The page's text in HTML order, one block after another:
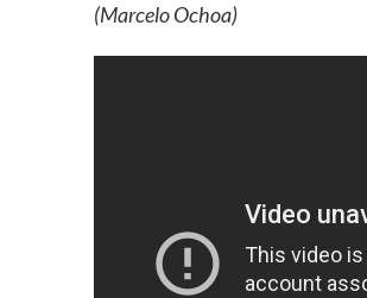
(Marcelo Ochoa)